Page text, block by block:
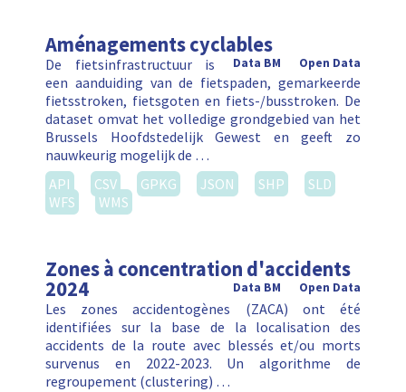
Aménagements cyclables
Open Data
Data BM
De fietsinfrastructuur is
een aanduiding van de fietspaden, gemarkeerde
fietsstroken, fietsgoten en fiets-/busstroken. De
dataset omvat het volledige grondgebied van het
Brussels Hoofdstedelijk Gewest en geeft zo
nauwkeurig mogelijk de …
API
CSV GPKG JSON SHP
SLD
WFS
WMS
Zones à concentration d'accidents
2024 Open Data
Data BM
Les zones accidentogènes (ZACA) ont été
identifiées sur la base de la localisation des
accidents de la route avec blessés et/ou morts
survenus en 2022-2023. Un algorithme de
regroupement (clustering) …